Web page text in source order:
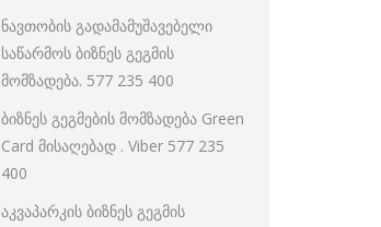
ნავთობის გადამამუშავებელი
საწარმოს ბიზნეს გეგმის
მომზადება. 577 235 400
ბიზნეს გეგმების მომზადება Green
Card მისაღებად . Viber 577 235
400
აკვაპარკის ბიზნეს გეგმის